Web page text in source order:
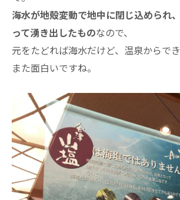
海水が地殻変動で地中に閉じ込められ
って湧き出したものなので、
元をたどれば海水だけど、温泉からで
また面白いですね。